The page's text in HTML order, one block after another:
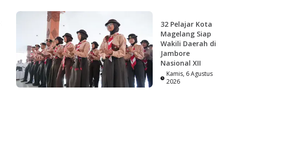
32 Pelajar Kota
Magelang Siap
Wakili Daerah di
Jambore
Nasional XII
Kamis, 6 Agustus
2026